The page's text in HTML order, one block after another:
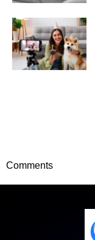
Comments